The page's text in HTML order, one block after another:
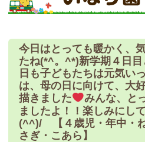
今日はとっても暖かく、
たね(*^。^*)新学期４日
日も子どもたちは元気い
は、母の日に向けて、大
描きました
みんな、と
ましたよ！！楽しみにし
(^^)/ 【４歳児・年中・
さぎ・こあら】